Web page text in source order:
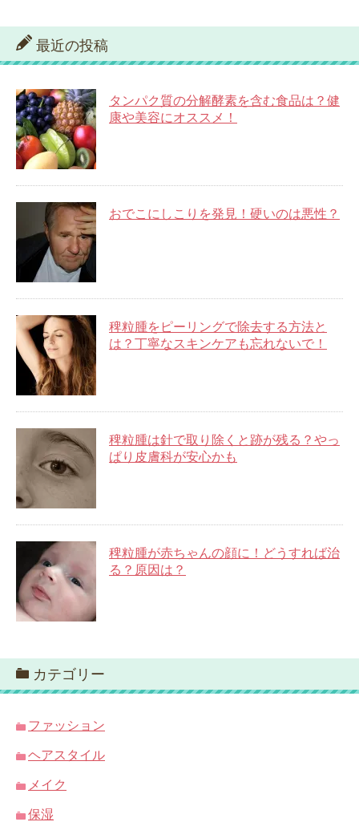
最近の投稿
タンパク質の分解酵素を含む食品は？健
康や美容にオススメ！
おでこにしこりを発見！硬いのは悪性？
稗粒腫をピーリングで除去する方法と
は？丁寧なスキンケアも忘れないで！
稗粒腫は針で取り除くと跡が残る？やっ
ぱり皮膚科が安心かも
稗粒腫が赤ちゃんの顔に！どうすれば治
る？原因は？
カテゴリー
ファッション
ヘアスタイル
メイク
保湿